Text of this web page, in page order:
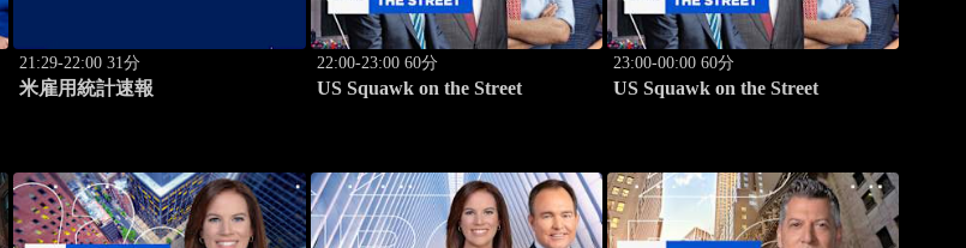
21:29-22:00 31分
米雇用統計速報
22:00-23:00 60分
US Squawk on the Street
23:00-00:00 60分
US Squawk on the Street